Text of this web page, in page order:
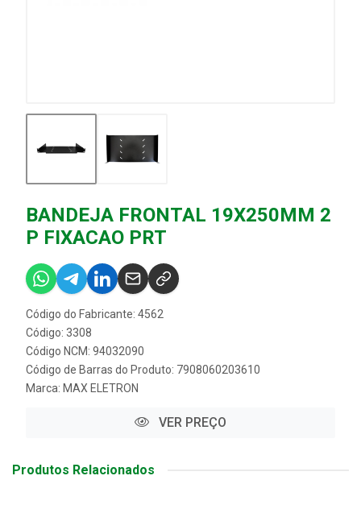
BANDEJA FRONTAL 19X250MM 2
P FIXACAO PRT
Código do Fabricante: 4562
Código: 3308
Código NCM: 94032090
Código de Barras do Produto: 7908060203610
Marca: MAX ELETRON
VER PREÇO
Produtos Relacionados